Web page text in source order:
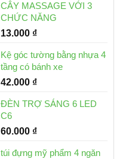
là:
30.000 ₫.
tại
là:
20.000 ₫.
CÂY MASSAGE VỚI 3
CHỨC NĂNG
13.000 ₫
Kệ góc tường bằng nhựa 4
tầng có bánh xe
42.000 ₫
ĐÈN TRỢ SÁNG 6 LED
C6
60.000 ₫
túi đựng mỹ phẩm 4 ngăn